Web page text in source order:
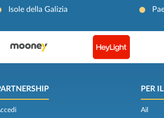
Isole della Galizia
PER
Ail